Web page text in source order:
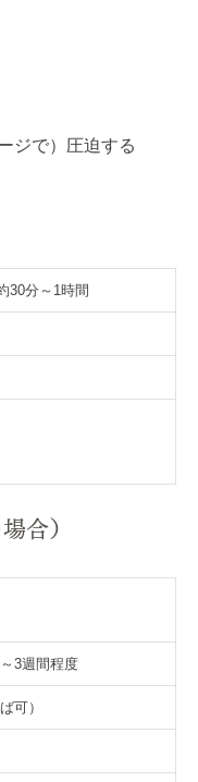
ジで）圧迫する
30分～1時間
合）
3週間程度
可）